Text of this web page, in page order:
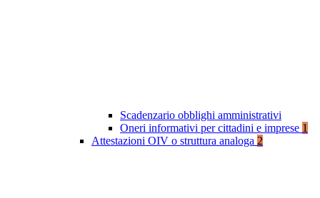
Scadenzario obblighi amministrativi
Oneri informativi per cittadini e imprese 1
Attestazioni OIV o struttura analoga 2